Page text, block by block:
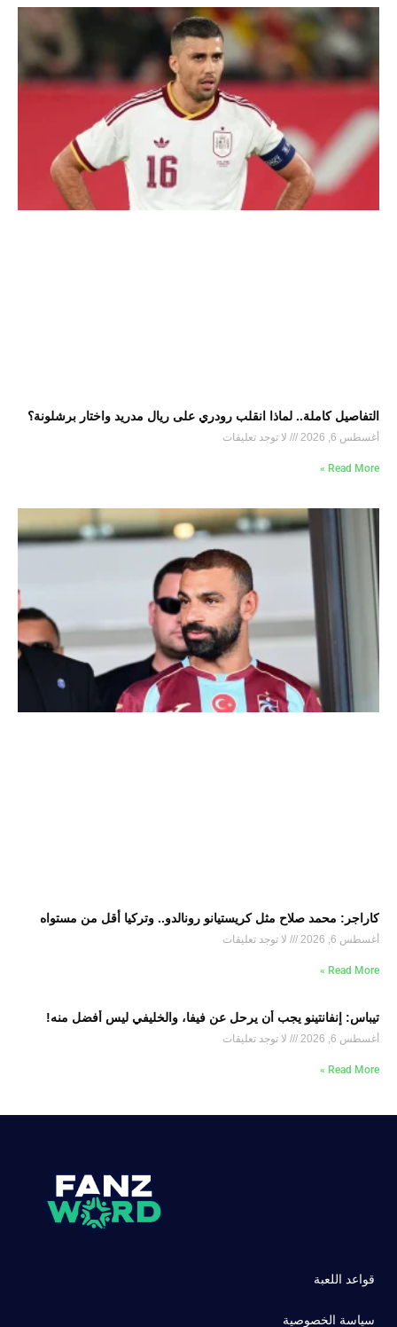
التفاصيل كاملة.. لماذا انقلب رودري على ريال مدريد واختار برشلونة؟
أغسطس 6, 2026 لا توجد تعليقات
Read More »
كاراجر: محمد صلاح مثل كريستيانو رونالدو.. وتركيا أقل من مستواه
أغسطس 6, 2026 لا توجد تعليقات
Read More »
تيباس: إنفانتينو يجب أن يرحل عن فيفا، والخليفي ليس أفضل منه!
أغسطس 6, 2026 لا توجد تعليقات
Read More »
قواعد اللعبة
سياسة الخصوصية